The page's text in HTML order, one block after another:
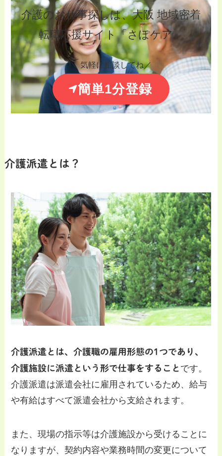
介護のお仕事探しは、大阪 地域密着
転職応援サイト「さぽケア」
＼ 気軽に相談してね／
簡単1分登録
介護派遣とは？
介護派遣とは、介護職の雇用形態の1つであり、
介護施設に派遣という形で仕事をすること です。
介護派遣は派遣会社に雇用されているため、給与
や有給はすべて派遣会社から支給されます。
また、現場の指示等は介護施設から受けることに
なりますが、契約内容や業務時間の変更について